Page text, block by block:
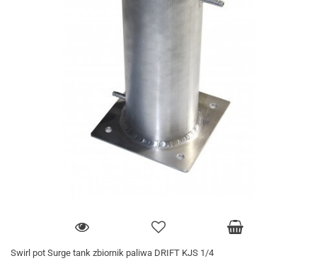
Swirl pot Surge tank zbiornik paliwa DRIFT KJS 1/4